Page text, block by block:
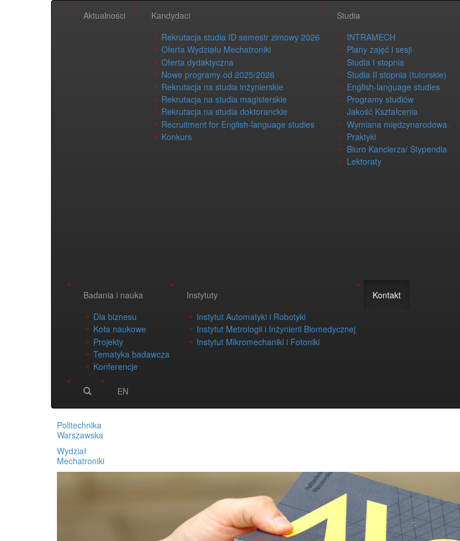
Aktualności
Kandydaci
Rekrutacja studia ID semestr zimowy 2026
Oferta Wydziału Mechatroniki
Oferta dydaktyczna
Nowe programy od 2025/2026
Rekrutacja na studia inżynierskie
Rekrutacja na studia magisterskie
Rekrutacja na studia doktoranckie
Recruitment for English-language studies
Konkurs
Studia
INTRAMECH
Plany zajęć i sesji
Studia I stopnia
Studia II stopnia (tutorskie)
English-language studies
Programy studiów
Jakość Kształcenia
Wymiana międzynarodowa
Praktyki
Biuro Kanclerza/ Stypendia
Lektoraty
Badania i nauka
Dla biznesu
Koła naukowe
Projekty
Tematyka badawcza
Konferencje
Instytuty
Instytut Automatyki i Robotyki
Instytut Metrologii i Inżynierii Biomedycznej
Instytut Mikromechaniki i Fotoniki
Kontakt
EN
Politechnika
Warszawska
Wydział
Mechatroniki